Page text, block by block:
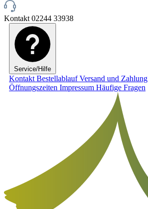
Kontakt 02244 33938
Service/Hilfe
Kontakt BestellablaufVersand und Zahlung
Öffnungszeiten Impressum Häufige Fragen